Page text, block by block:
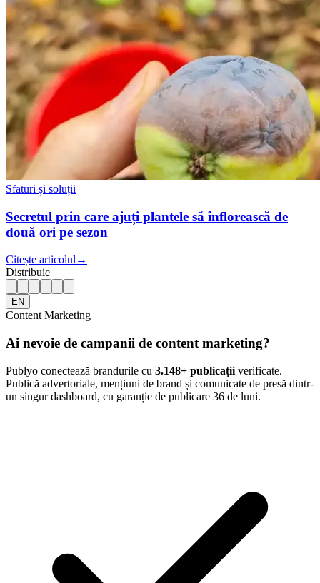
Sfaturi și soluții
Secretul prin care ajuți plantele să înflorească de
două ori pe sezon
Citește articolul →
Distribuie
EN
Content Marketing
Ai nevoie de campanii de content marketing?
Publyo conectează brandurile cu 3.148+ publicații verificate.
Publică advertoriale, mențiuni de brand și comunicate de presă dintr-
un singur dashboard, cu garanție de publicare 36 de luni.